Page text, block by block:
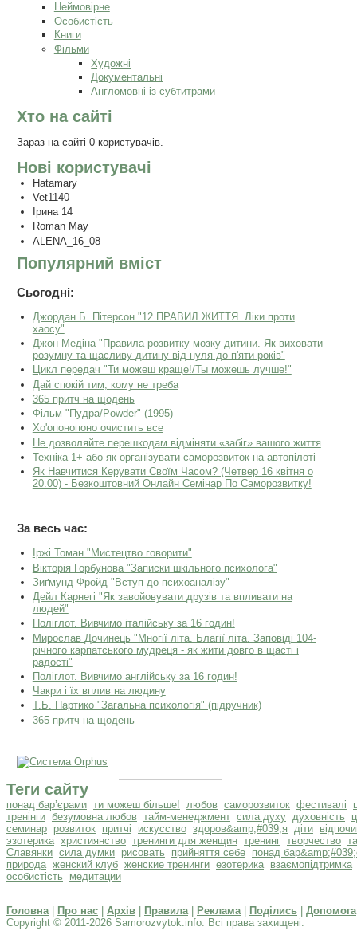
Неймовірне
Особистість
Книги
Фільми
Художні
Документальні
Англомовні із субтитрами
Хто на сайті
Зараз на сайті 0 користувачів.
Нові користувачі
Hatamary
Vet1140
Ірина 14
Roman May
ALENA_16_08
Популярний вміст
Сьогодні:
Джордан Б. Пітерсон "12 ПРАВИЛ ЖИТТЯ. Ліки проти
хаосу"
Джон Медіна "Правила розвитку мозку дитини. Як виховати
розумну та щасливу дитину від нуля до п'яти років"
Цикл передач "Ти можеш краще!/Ты можешь лучше!"
Дай спокій тим, кому не треба
365 притч на щодень
Фільм "Пудра/Powder" (1995)
Хо'опонопоно очистить все
Не дозволяйте перешкодам відміняти «забіг» вашого життя
Техніка 1+ або як організувати саморозвиток на автопілоті
Як Навчитися Керувати Своїм Часом? (Четвер 16 квітня о
20.00) - Безкоштовний Онлайн Семінар По Саморозвитку!
За весь час:
Іржі Томан "Мистецтво говорити"
Вікторія Горбунова "Записки шкільного психолога"
Зиґмунд Фройд "Вступ до психоаналізу"
Дейл Карнегі "Як завойовувати друзів та впливати на
людей"
Поліглот. Вивчимо італійську за 16 годин!
Мирослав Дочинець "Многії літа. Благії літа. Заповіді 104-
річного карпатського мудреця - як жити довго в щасті і
радості"
Поліглот. Вивчимо англійську за 16 годин!
Чакри і їх вплив на людину
Т.Б. Партико "Загальна психологія" (підручник)
365 притч на щодень
Теги сайту
понад бар’єрами ти можеш більше! любов саморозвиток фестивалі
тренінги безумовна любов тайм-менеджмент сила духу духовність
семинар розвиток притчі искусство здоров&amp;#039;я діти
эзотерика християнство тренинги для женщин тренинг творчество
Славянки сила думки рисовать прийняття себе понад
природа женский клуб женские тренинги езотерика взаємопідтримка
особистість
медитации
Головна| Про нас Архів Правила| Реклама| Поділись
Допомога
Copyright © 2011-2026 Samorozvytok.info. Всі права захищені.